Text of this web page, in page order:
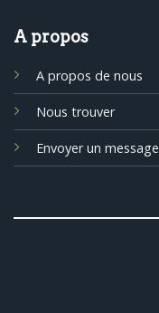
A propos
A propos de nous
Nous trouver
Envoyer un message